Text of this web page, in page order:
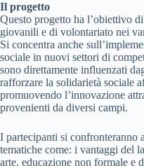
Il progetto
Questo progetto ha l’obiettivo
giovanili e di volontariato nei
Si concentra anche
sociale in nuovi settori di
sono direttamente influenzati
rafforzare la solidarietà sociale
promuovendo l’innovazione
provenienti da diversi campi.
I partecipanti si confronteranno
tematiche come: i vantaggi del
arte, educazione non formale e